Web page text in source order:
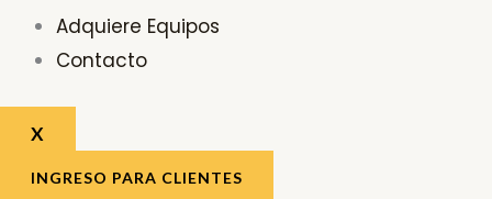
Adquiere Equipos
Contacto
X
INGRESO PARA CLIENTES